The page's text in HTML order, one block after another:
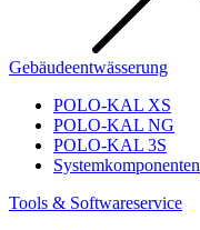
Gebäudeentwässerung
POLO-KAL XS
POLO-KAL NG
POLO-KAL 3S
Systemkomponenten
Tools & Softwareservice